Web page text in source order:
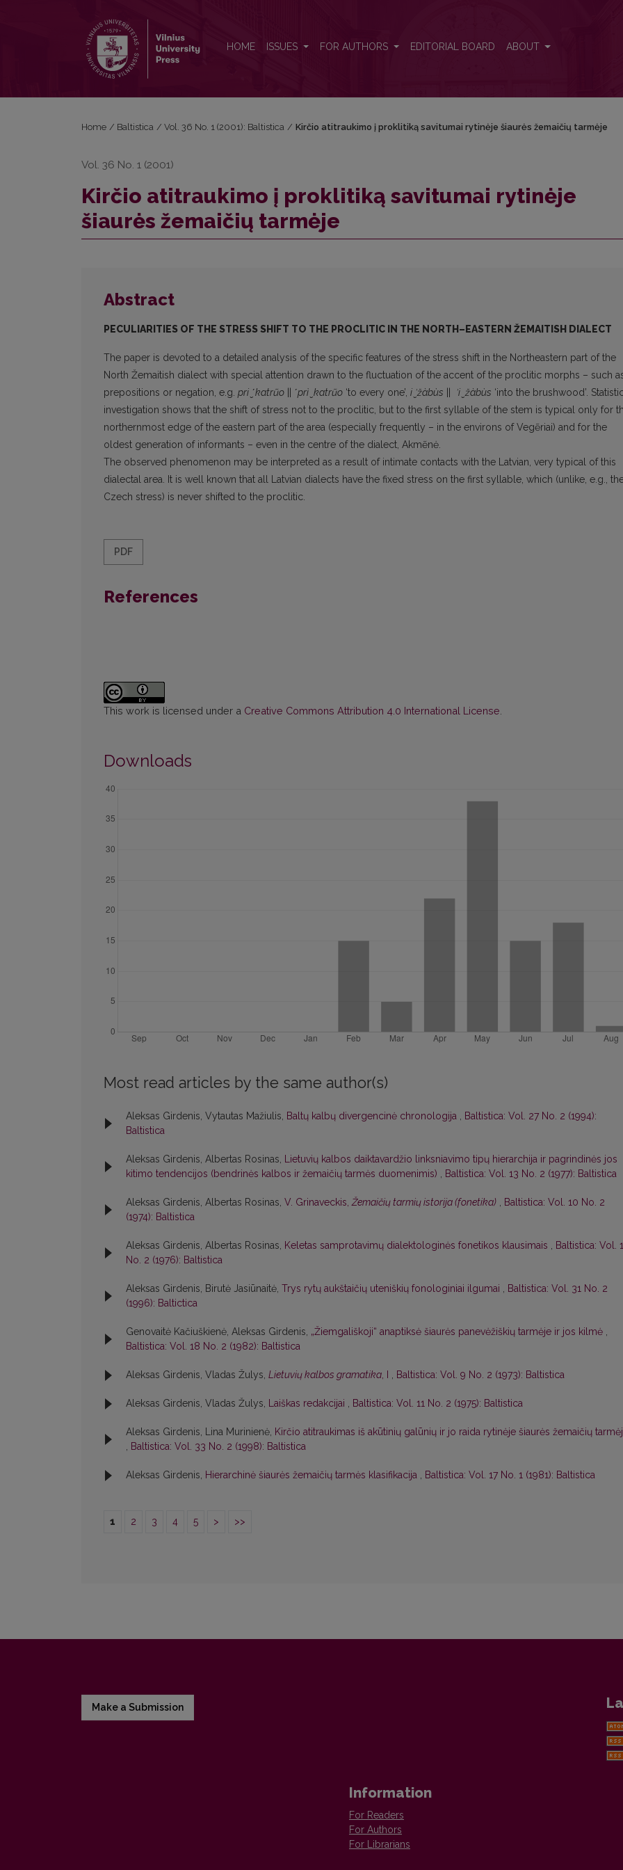
HOME ISSUES FOR AUTHORS EDITORIAL BOARD ABOUT
Home / Baltistica / Vol. 36 No. 1 (2001): Baltistica / Kirčio atitraukimo į proklitiką savitumai rytinėje šiaurės žemaičių tarmėje
Vol. 36 No. 1 (2001)
Kirčio atitraukimo į proklitiką savitumai rytinėje
šiaurės žemaičių tarmėje
Abstract
PECULIARITIES OF THE STRESS SHIFT TO THE PROCLITIC IN THE NORTH–EASTERN ŽEMAITISH DIALECT
The paper is devoted to a detailed analysis of the specific features of the stress shift in the Northeastern part of the
North Žemaitish dialect with special attention drawn to the fluctuation of the accent of the proclitic morphs – such
prepositions or negation, e.g. pri ̮ʹkatrũo ʹprì ̮ katrũo ‘to every one’, i ̮ʹžàbùs ʹi ̮ žàbùs ‘into the brushwood’.
investigation shows that the shift of stress not to the proclitic, but to the first syllable of the stem is typical only for
northernmost edge of the eastern part of the area (especially frequently – in the environs of Vegẽriai) and for the
oldest generation of informants – even in the centre of the dialect, Akmẽnė.
The observed phenomenon may be interpreted as a result of intimate contacts with the Latvian, very typical of this
dialectal area. It is well known that all Latvian dialects have the fixed stress on the first syllable, which (unlike, e.g.,
Czech stress) is never shifted to the proclitic.
PDF
References
This work is licensed under a Creative Commons Attribution 4.0 International License
Downloads
Most read articles by the same author(s)
Aleksas Girdenis, Vytautas Mažiulis, Baltų kalbų divergencinė chronologija , Baltistica: Vol. 27 No. 2 (1994):
Baltistica
Aleksas Girdenis, Albertas Rosinas, Lietuvių kalbos daiktavardžio linksniavimo tipų hierarchija ir pagrindinės jos
kitimo tendencijos (bendrinės kalbos ir žemaičių tarmės duomenimis) , Baltistica: Vol. 13 No. 2 (1977): Baltistica
Aleksas Girdenis, Albertas Rosinas, V. Grinaveckis,Žemaičių tarmių istorija (fonetika) , Baltistica: Vol. 10 No. 2
(1974): Baltistica
Aleksas Girdenis, Albertas Rosinas, Keletas samprotavimų dialektologinės fonetikos klausimais , Baltistica: Vol.
No. 2 (1976): Baltistica
Aleksas Girdenis, Birutė Jasiūnaitė, Trys rytų aukštaičių uteniškių fonologiniai ilgumai , Baltistica: Vol. 31 No. 2
(1996): Baltictica
Genovaitė Kačiuškienė, Aleksas Girdenis, „Žiemgališkoji“ anaptiksė šiaurės panevėžiškių tarmėje ir jos kilmė ,
Baltistica: Vol. 18 No. 2 (1982): Baltistica
Aleksas Girdenis, Vladas Žulys, Lietuvių kalbos gramatika, I , Baltistica: Vol. 9 No. 2 (1973): Baltistica
Aleksas Girdenis, Vladas Žulys, Laiškas redakcijai , Baltistica: Vol. 11 No. 2 (1975): Baltistica
Aleksas Girdenis, Lina Murinienė, Kirčio atitraukimas iš akūtinių galūnių ir jo raida rytinėje šiaurės žemaičių
, Baltistica: Vol. 33 No. 2 (1998): Baltistica
Aleksas Girdenis, Hierarchinė šiaurės žemaičių tarmės klasifikacija , Baltistica: Vol. 17 No. 1 (1981): Baltistica
1 2 3 4 5 > >>
Make a Submission
Information
For Readers
For Authors
For Librarians